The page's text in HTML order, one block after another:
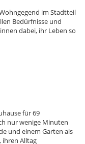
im Stadtteil
Bedürfnisse und
dabei, ihr Leben so
für 69
nur wenige Minuten
und einem Garten als
ihren Alltag